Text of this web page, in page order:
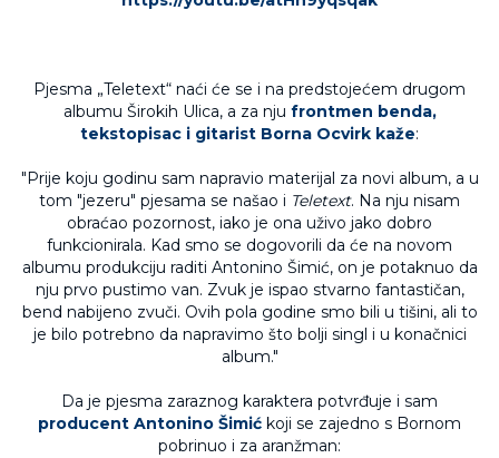
Pjesma „Teletext“ naći će se i na predstojećem drugom
albumu Širokih Ulica, a za nju frontmen benda,
tekstopisac i gitarist Borna Ocvirk kaže:
"Prije koju godinu sam napravio materijal za novi album, a u
tom "jezeru" pjesama se našao i Teletext. Na nju nisam
obraćao pozornost, iako je ona uživo jako dobro
funkcionirala. Kad smo se dogovorili da će na novom
albumu produkciju raditi Antonino Šimić, on je potaknuo da
nju prvo pustimo van. Zvuk je ispao stvarno fantastičan,
bend nabijeno zvuči. Ovih pola godine smo bili u tišini, ali to
je bilo potrebno da napravimo što bolji singl i u konačnici
album."
Da je pjesma zaraznog karaktera potvrđuje i sam
producent Antonino Šimić koji se zajedno s Bornom
pobrinuo i za aranžman: